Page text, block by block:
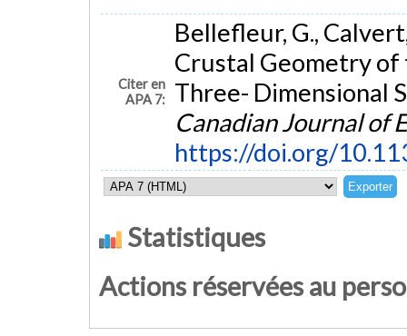
Citer en
APA 7:
Bellefleur, G.,
Crustal Geometry
Three- Dimensional
Canadian Journal of
https://doi.org/
Statistiques
Actions réservées au